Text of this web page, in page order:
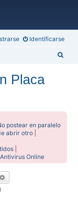
Identificarse
Placa
postear en paralelo
abrir otro
Antivirus Online